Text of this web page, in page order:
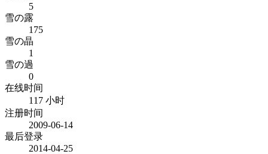
5
雪の露
175
雪の晶
1
雪の過
0
在线时间
117 小时
注册时间
2009-06-14
最后登录
2014-04-25